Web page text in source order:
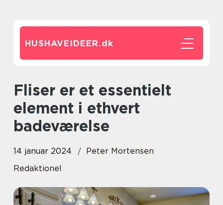
HUSHAVEIDEER.dk
Fliser er et essentielt
element i ethvert
badeværelse
14 januar 2024
Peter Mortensen
Redaktionel